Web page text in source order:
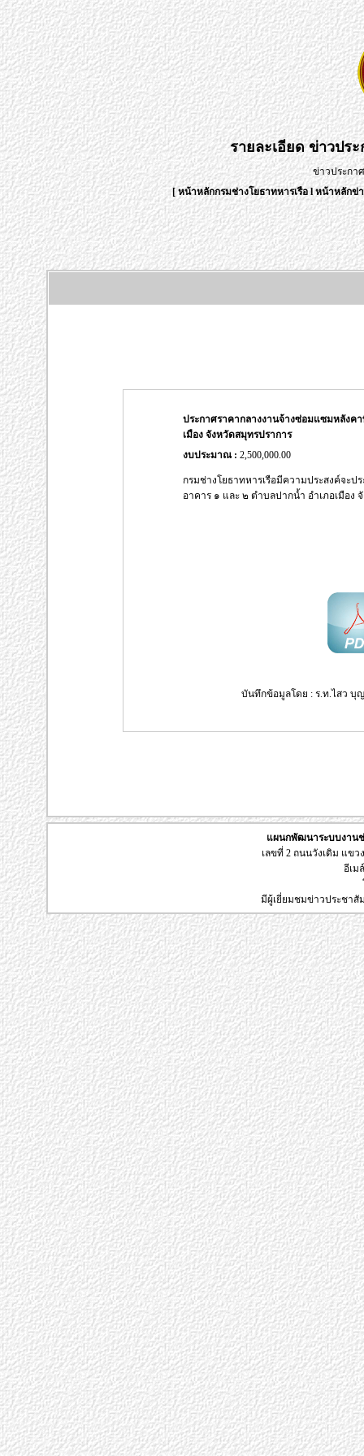
รายละเอียดข่าวปร
ข่าวประกา
[หน้าหลักกรมช่างโยธาทหารเรือlหน้าหลักข่
ประกาศราคากลางงานจ้างซ่อมแซมหลังค
เมือง จังหวัดสมุทรปราการ
งบประมาณ : 2,500,000.00
กรมช่างโยธาทหารเรือมีความประสงค์จะ
อาคาร ๑ และ ๒ ตำบลปากน้ำ อำเภอเมือง
บันทึกข้อมูลโดย : ร.ท.ไสว บุญ
แผนกพัฒนาระบบงานช่
เลขที่ 2 ถนนวังเดิม แขว
อีเม
มีผู้เยี่ยมชมข่าวประชา